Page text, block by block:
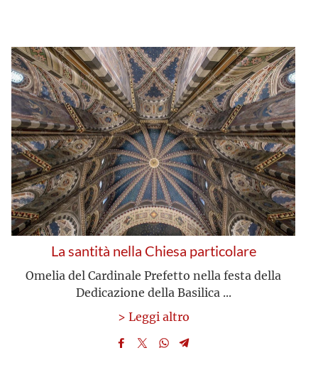
La santità nella Chiesa particolare
Omelia del Cardinale Prefetto nella festa della
Dedicazione della Basilica ...
> Leggi altro